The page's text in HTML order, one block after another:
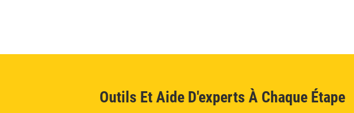
Outils Et Aide D'experts À Chaque Étape